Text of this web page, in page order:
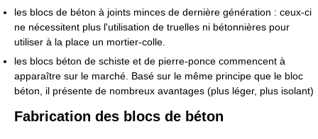
les blocs de béton à joints minces de dernière génération : ceux-ci
ne nécessitent plus l'utilisation de truelles ni bétonnières pour
utiliser à la place un mortier-colle.
les blocs béton de schiste et de pierre-ponce commencent à
apparaître sur le marché. Basé sur le même principe que le bloc
béton, il présente de nombreux avantages (plus léger, plus isolant)
Fabrication des blocs de béton